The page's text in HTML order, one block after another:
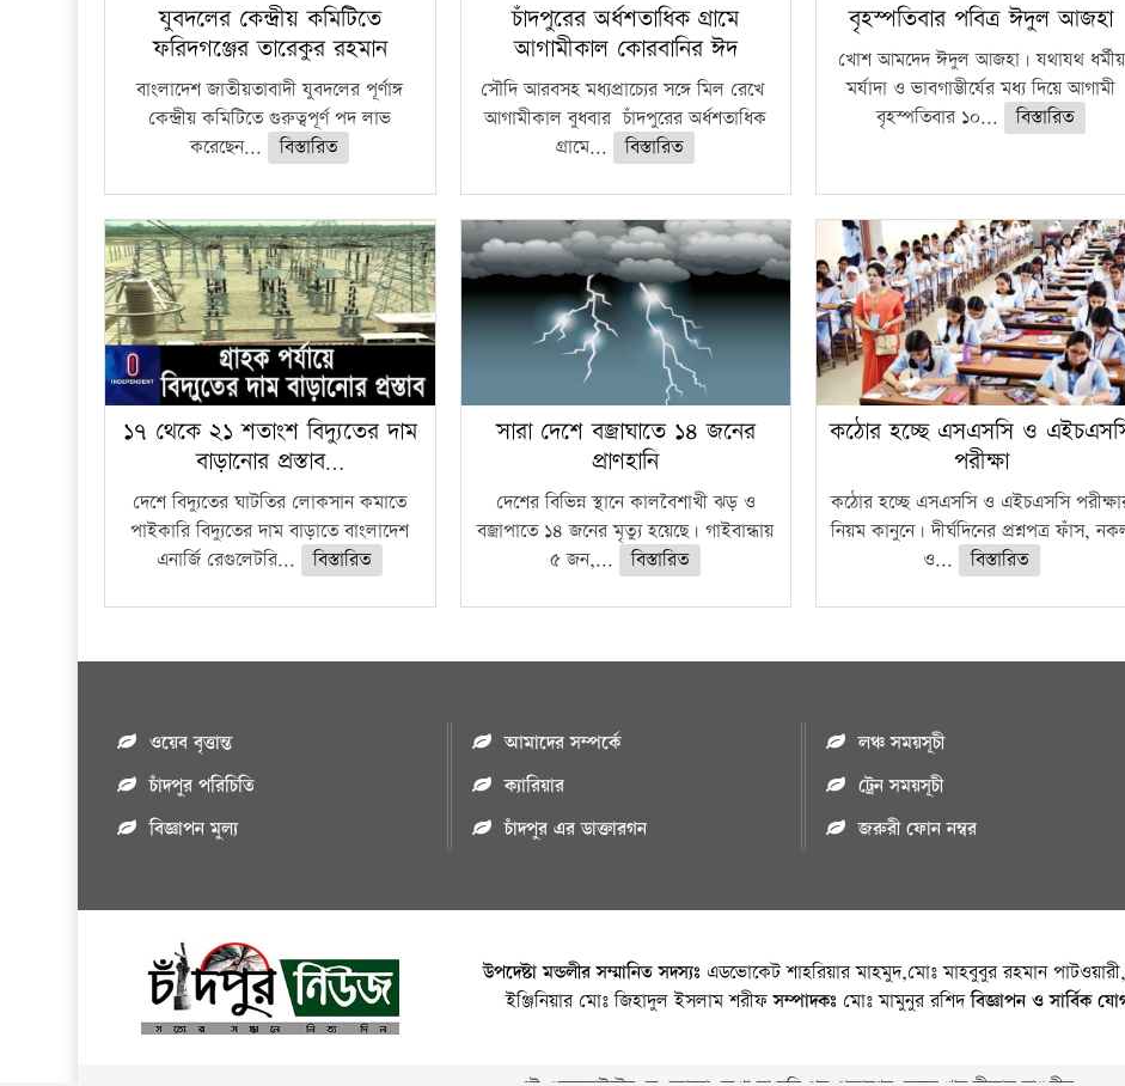
যুবদলের কেন্দ্রীয় কমিটিতে
ফরিদগঞ্জের তারেকুর রহমান
বাংলাদেশ জাতীয়তাবাদী যুবদলের পূর্ণাঙ্গ
কেন্দ্রীয় কমিটিতে গুরুত্বপূর্ণ পদ লাভ
করেছেন...
বিস্তারিত
চাঁদপুরের অর্ধশতাধিক গ্রামে
আগামীকাল কোরবানির ঈদ
সৌদি আরবসহ মধ্যপ্রাচ্যের সঙ্গে মিল রেখে
আগামীকাল বুধবার চাঁদপুরের অর্ধশতাধিক
গ্রামে...
বিস্তারিত
বৃহস্পতিবার পবিত্র ঈদুল আজহা
খোশ আমদেদ ঈদুল আজহা। যথাযথ ধর্মীয়
মর্যাদা ও ভাবগাম্ভীর্যের মধ্য দিয়ে আগামী
বৃহস্পতিবার ১০...
বিস্তারিত
১৭ থেকে ২১ শতাংশ বিদ্যুতের দাম
বাড়ানোর প্রস্তাব…
দেশে বিদ্যুতের ঘাটতির লোকসান কমাতে
পাইকারি বিদ্যুতের দাম বাড়াতে বাংলাদেশ
এনার্জি রেগুলেটরি...
বিস্তারিত
সারা দেশে বজ্রাঘাতে ১৪ জনের
প্রাণহানি
দেশের বিভিন্ন স্থানে কালবৈশাখী ঝড় ও
বজ্রাপাতে ১৪ জনের মৃত্যু হয়েছে। গাইবান্ধায়
৫ জন,...
বিস্তারিত
কঠোর হচ্ছে এসএসসি ও
পরীক্ষা
কঠোর হচ্ছে এসএসসি ও এইচএসসি
নিয়ম কানুনে। দীর্ঘদিনের প্রশ্নপত্র ফাঁস,
ও...
বিস্তারিত
ওয়েব বৃত্তান্ত
চাঁদপুর পরিচিতি
বিজ্ঞাপন মুল্য
আমাদের সম্পর্কে
ক্যারিয়ার
চাঁদপুর এর ডাক্তারগন
লঞ্চ সময়সূচী
ট্রেন সময়সূচী
জরুরী ফোন নম্বর
উপদেষ্টা মন্ডলীর সম্মানিত সদস্যঃ এডভোকেট শাহরিয়ার মাহমুদ,মোঃ মাহবুবুর রহমান
ইঞ্জিনিয়ার মোঃ জিহাদুল ইসলাম শরীফসম্পাদকঃ মোঃ মামুনুর রশিদবিজ্ঞাপন ও সার্বিক